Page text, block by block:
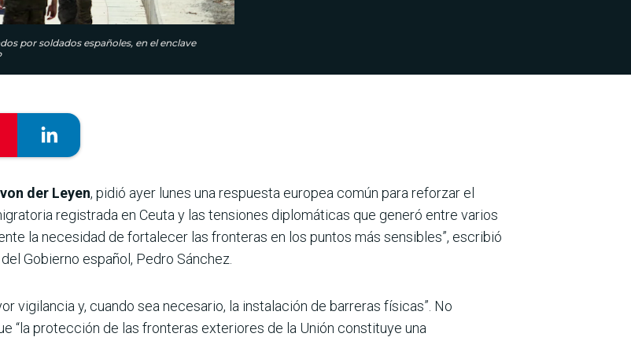
por soldados españoles, en el enclave
der Leyen, pidió ayer lunes una respuesta europea común para reforzar el
registrada en Ceuta y las tensiones diplomáticas que generó entre varios
la necesidad de fortalecer las fronteras en los puntos más sensibles”, escribió
Gobierno español, Pedro Sánchez.
vigilancia y, cuando sea necesario, la instalación de barreras físicas”. No
“la protección de las fronteras exteriores de la Unión constituye una